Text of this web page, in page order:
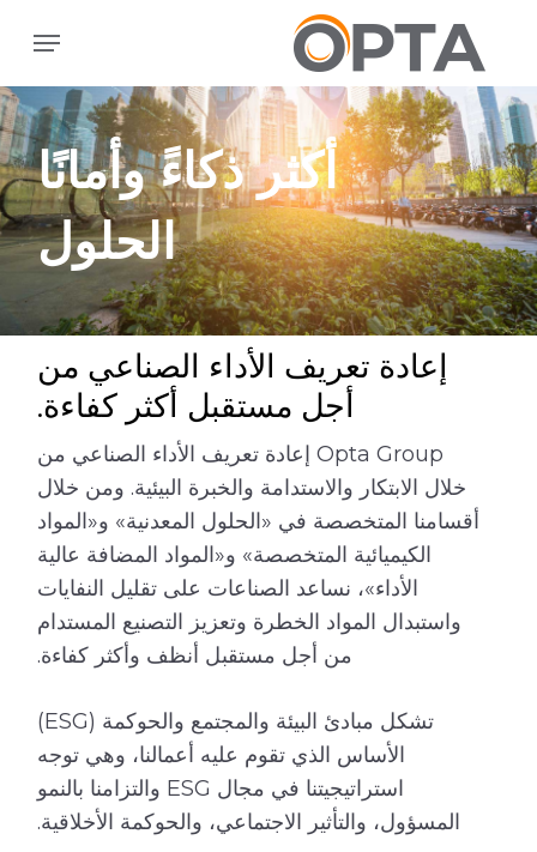
القائمة
أكثر ذكاءً وأمانًا
الحلول
إعادة تعريف الأداء الصناعي من
أجل مستقبل أكثر كفاءة.
Opta Group إعادة تعريف الأداء الصناعي من
خلال الابتكار والاستدامة والخبرة البيئية. ومن خلال
أقسامنا المتخصصة في «الحلول المعدنية» و«المواد
الكيميائية المتخصصة» و«المواد المضافة عالية
الأداء»، نساعد الصناعات على تقليل النفايات
واستبدال المواد الخطرة وتعزيز التصنيع المستدام
من أجل مستقبل أنظف وأكثر كفاءة.
تشكل مبادئ البيئة والمجتمع والحوكمة (ESG)
الأساس الذي تقوم عليه أعمالنا، وهي توجه
استراتيجيتنا في مجال ESG والتزامنا بالنمو
المسؤول، والتأثير الاجتماعي، والحوكمة الأخلاقية.